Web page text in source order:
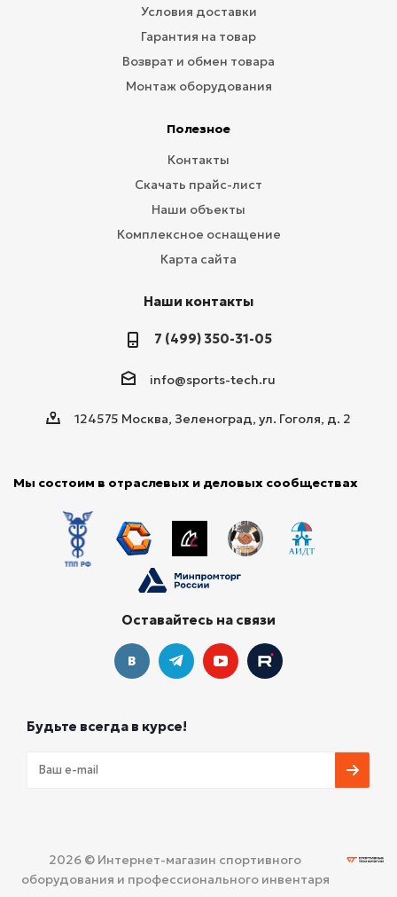
Условия доставки
Гарантия на товар
Возврат и обмен товара
Монтаж оборудования
Полезное
Контакты
Скачать прайс-лист
Наши объекты
Комплексное оснащение
Карта сайта
Наши контакты
7 (499) 350-31-05
info@sports-tech.ru
124575 Москва, Зеленоград, ул. Гоголя, д. 2
Мы состоим в отраслевых и деловых сообществах
Оставайтесь на связи
Будьте всегда в курсе!
2026 © Интернет-магазин спортивного
оборудования и профессионального инвентаря